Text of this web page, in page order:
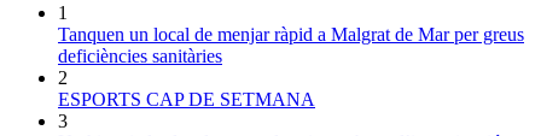
1
Tanquen un local de menjar ràpid a Malgrat de Mar per greus
deficiències sanitàries
2
ESPORTS CAP DE SETMANA
3